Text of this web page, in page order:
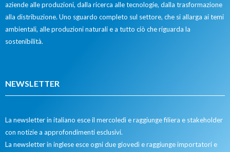
aziende alle produzioni, dalla ricerca alle tecnologie, dalla trasformazione
alla distribuzione. Uno sguardo completo sul settore, che si allarga ai temi
ambientali, alle produzioni naturali e a tutto ciò che riguarda la
sostenibilità.
NEWSLETTER
La newsletter in italiano esce il mercoledì e raggiunge filiera e stakeholder
con notizie a approfondimenti esclusivi.
La newsletter in inglese esce ogni due giovedì e raggiunge importatori e